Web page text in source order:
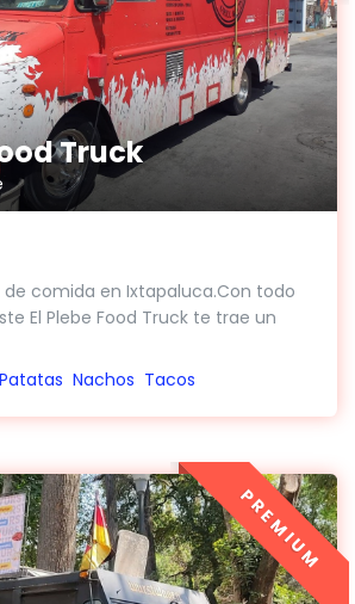
Truck
comida en Ixtapaluca.Con todo
El Plebe Food Truck te trae un
Patatas Nachos Tacos
PREMIUM